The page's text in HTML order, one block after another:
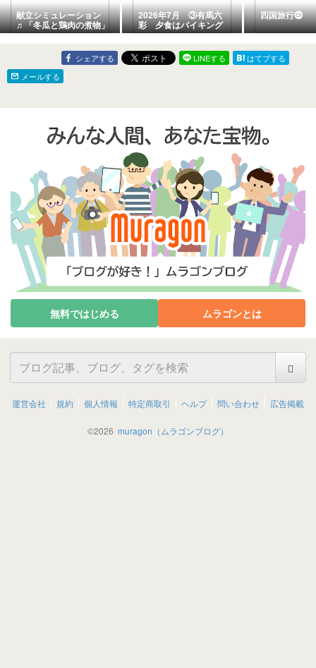
献立シミュレーション
♬「冬瓜と鶏肉の煮物」
2026年7月 ③有馬六
彩 夕食はバイキング
四国旅行⓸
シェアする LINEする
はてブする
メールする
無料ではじめる ムラゴンとは
運営会社 規約 個人情報 特定商取引 ヘルプ 問い合わせ 広告掲載
©2026 muragon（ムラゴンブログ）